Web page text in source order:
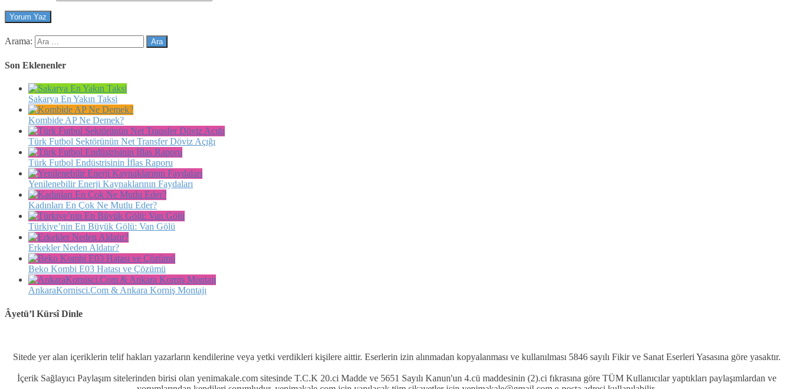
Arama:
Son Eklenenler
Sakarya En Yakın Taksi
Kombide AP Ne Demek?
Türk Futbol Sektörünün Net Transfer Döviz Açığı
Türk Futbol Endüstrisinin İflas Raporu
Yenilenebilir Enerji Kaynaklarının Faydaları
Kadınları En Çok Ne Mutlu Eder?
Türkiye’nin En Büyük Gölü: Van Gölü
Erkekler Neden Aldatır?
Beko Kombi E03 Hatası ve Çözümü
AnkaraKornisci.Com & Ankara Korniş Montajı
Âyetü’l Kürsî Dinle
Sitede yer alan içeriklerin telif hakları yazarların kendilerine veya yetki verdikleri kişilere aittir. Eserlerin izin alınmadan kopyalanması ve kullanılması 5846 sayılı Fikir ve Sanat Eserleri Yasasına göre yasaktır.
İçerik Sağlayıcı Paylaşım sitelerinden birisi olan yenimakale.com sitesinde T.C.K 20.ci Madde ve 5651 Sayılı Kanun'un 4.cü maddesinin (2).ci fıkrasına göre TÜM Kullanıcılar yaptıkları paylaşımlardan ve